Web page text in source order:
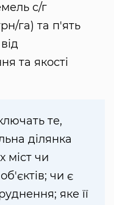
с/г
га) та п'ять
та якості
те,
ділянка
міст чи
чи є
яке її